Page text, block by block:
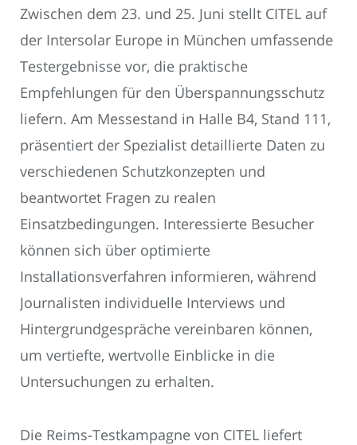
Zwischen dem 23. und 25. Juni stellt CITEL auf
der Intersolar Europe in München umfassende
Testergebnisse vor, die praktische
Empfehlungen für den Überspannungsschutz
liefern. Am Messestand in Halle B4, Stand 111,
präsentiert der Spezialist detaillierte Daten zu
verschiedenen Schutzkonzepten und
beantwortet Fragen zu realen
Einsatzbedingungen. Interessierte Besucher
können sich über optimierte
Installationsverfahren informieren, während
Journalisten individuelle Interviews und
Hintergrundgespräche vereinbaren können,
um vertiefte, wertvolle Einblicke in die
Untersuchungen zu erhalten.
Die Reims-Testkampagne von CITEL liefert